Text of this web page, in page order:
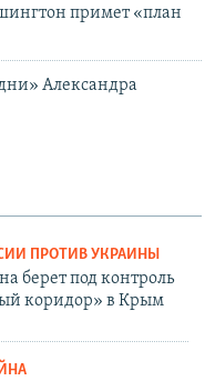
примет «план
Александра
ПРОТИВ УКРАИНЫ
берет под контроль
коридор» в Крым